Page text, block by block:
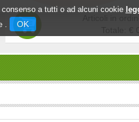
a tutti o ad alcuni cookie
.
OK